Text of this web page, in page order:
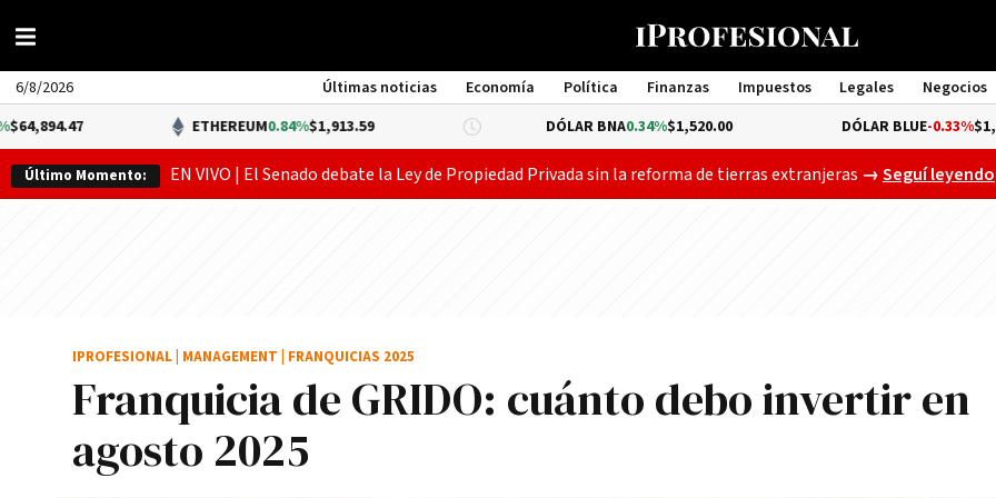
6/8/2026 Últimas noticias Economía Política Finanzas Impuestos Legales Negocios
Management
ETHEREUM0.84%$1,913.59 DÓLAR BNA 0.34%$1,520.00 DÓLAR BLUE-0.33% $1,540.00
Último Momento: EN VIVO | El Senado debate la Ley de Propiedad Privada sin la reforma de tierras extranjeras Gobierno
→Seguí leyendo
Franquicia de GRIDO: cuánto debo invertir en
agosto 2025
IPROFESIONAL MANAGEMENT FRANQUICIAS 2025